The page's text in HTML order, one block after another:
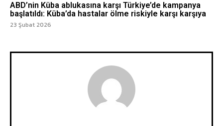
ABD’nin Küba ablukasına karşı Türkiye’de kampanya
başlatıldı: Küba’da hastalar ölme riskiyle karşı karşıya
23 Şubat 2026